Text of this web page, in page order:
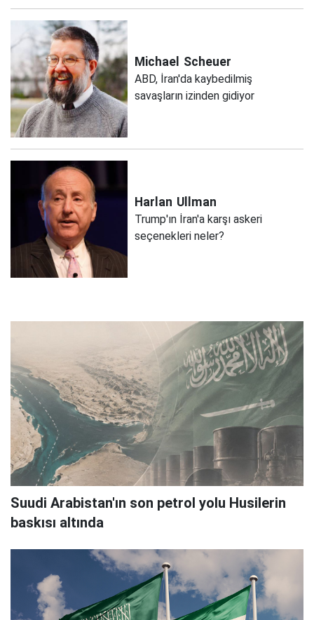
Michael Scheuer
ABD, İran'da kaybedilmiş
savaşların izinden gidiyor
Harlan Ullman
Trump'ın İran'a karşı askeri
seçenekleri neler?
Suudi Arabistan'ın son petrol yolu Husilerin
baskısı altında